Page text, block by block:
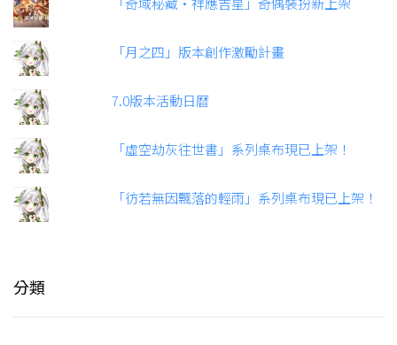
「月之四」版本創作激勵計畫
7.0版本活動日曆
「虛空劫灰往世書」系列桌布現已上架！
「彷若無因飄落的輕雨」系列桌布現已上架！
分類